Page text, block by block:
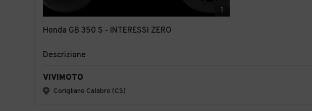
1
Honda GB 350 S - INTERESSI ZERO
Descrizione
VIVIMOTO
Corigliano Calabro (CS)